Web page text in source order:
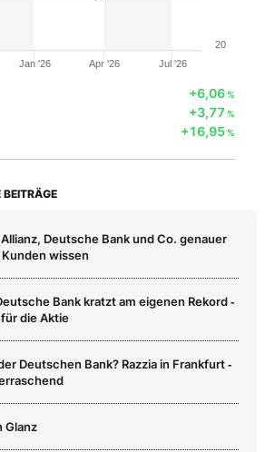
Jan '26 Apr '26 Jul '26
20
+6,06%
+3,77 %
+16,95%
BEITRÄGE
Deutsche Bank und Co. genauer
Kunden wissen
Bank kratzt am eigenen Rekord ‑
die Aktie
Deutschen Bank? Razzia in Frankfurt ‑
Glanz